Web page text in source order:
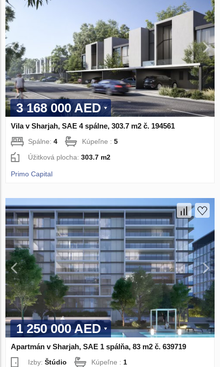
3 168 000 AED
Vila v Sharjah, SAE 4 spálne, 303.7 m2 č. 194561
Spálne:4 Kúpeľne :5
Úžitková plocha:303.7 m2
Primo Capital
1 250 000 AED
Apartmán v Sharjah, SAE 1 spálňa, 83 m2 č. 639719
Izby:Štúdio Kúpeľne :1